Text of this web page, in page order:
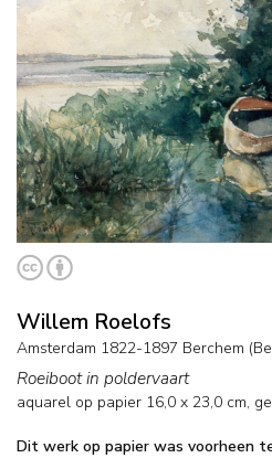
Willem Roelofs
Amsterdam 1822-1897 Berchem
Roeiboot in poldervaart
aquarel op papier 16,0 x 23,0 cm,
Dit werk op papier was voorheen